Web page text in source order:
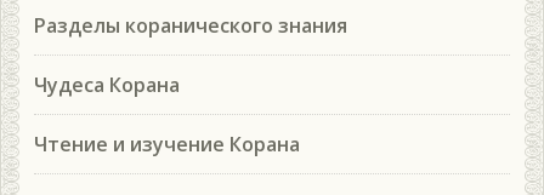
Разделы коранического знания
Чудеса Корана
Чтение и изучение Корана